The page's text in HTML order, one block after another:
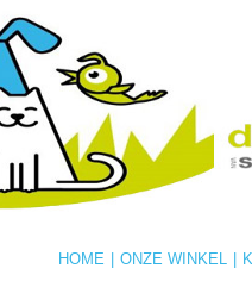
ONZE WINKEL
HOME